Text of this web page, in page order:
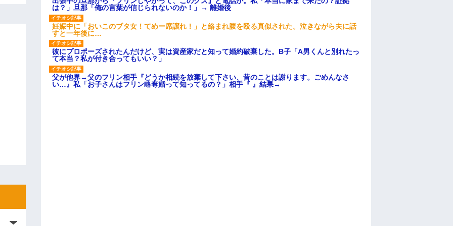
は？」旦那「俺の言葉が信じられないのか！」→ 離婚後
妊娠中に「おいこのブタ女！てめー席譲れ！」と絡まれ腹を殴る真似された。泣きながら夫に話
すと一年後に…
彼にプロポーズされたんだけど、実は資産家だと知って婚約破棄した。B子「A男くんと別れたっ
て本当？私が付き合ってもいい？」
父が他界→父のフリン相手『どうか相続を放棄して下さい、昔のことは謝ります。ごめんなさ
い…』私「お子さんはフリン略奪婚って知ってるの？」相手『 』結果→